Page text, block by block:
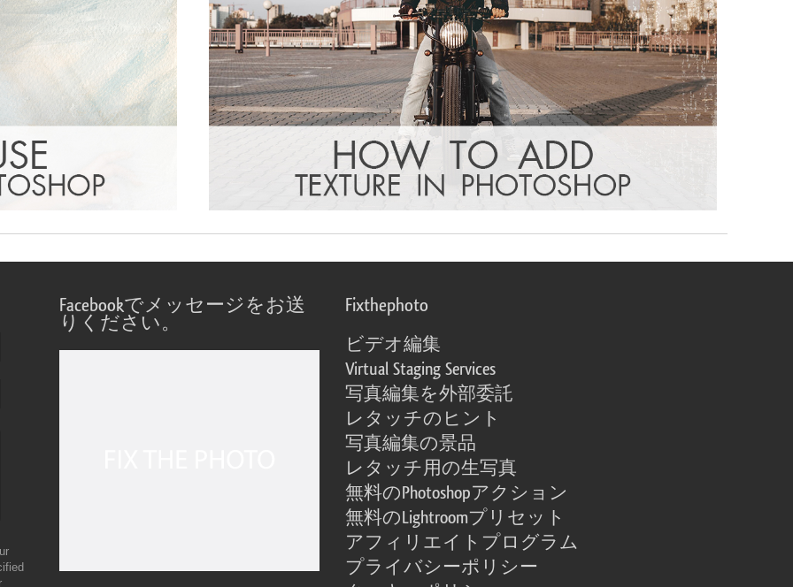
Facebookでメッセージをお送
りください。
Fixthephoto
ビデオ編集
Virtual Staging Services
写真編集を外部委託
レタッチのヒント
写真編集の景品
レタッチ用の生写真
無料のPhotoshopアクション
無料のLightroomプリセット
アフィリエイトプログラム
プライバシーポリシー